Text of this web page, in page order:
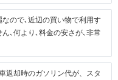
ので､近辺の買い物で利用す
､何より､料金の安さが､非常
返却時のガソリン代が、スタ